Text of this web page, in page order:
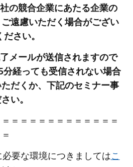
の競合企業にあたる企業の
遠慮いただく場合がござい
さい。
メールが送信されますので
経っても受信されない場合
だくか、下記のセミナー事
い。
＝＝＝＝＝＝＝＝＝＝＝＝
要な環境につきましてはこ